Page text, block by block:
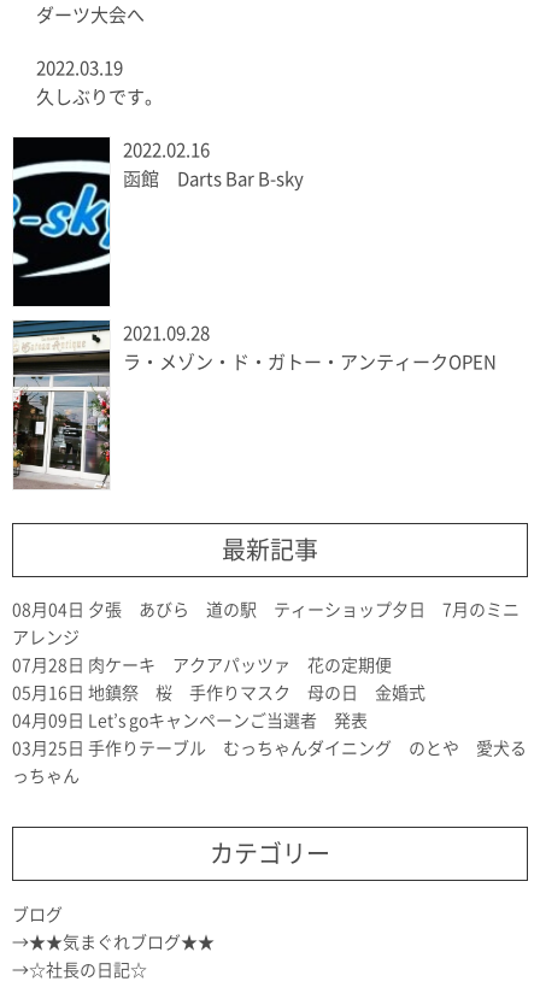
ダーツ大会へ
2022.03.19
久しぶりです。
2022.02.16
函館 Darts Bar B-sky
2021.09.28
ラ・メゾン・ド・ガトー・アンティークOPEN
最新記事
08月04日 夕張 あびら 道の駅 ティーショップ夕日 7月のミニ
アレンジ
07月28日 肉ケーキ アクアパッツァ 花の定期便
05月16日 地鎮祭 桜 手作りマスク 母の日 金婚式
04月09日
Let’s goキャンペーンご当選者 発表
03月25日 手作りテーブル むっちゃんダイニング のとや 愛犬る
っちゃん
カテゴリー
ブログ
★★気まぐれブログ★★
☆社長の日記☆